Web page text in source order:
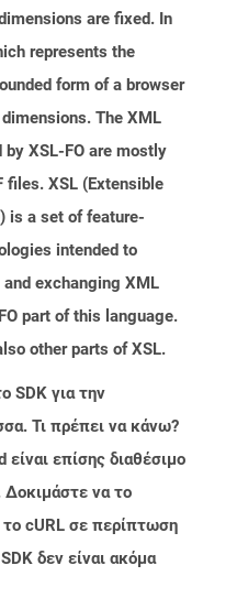
are fixed. In
represents the
form of a browser
The XML
XSL-FO are mostly
files. XSL (Extensible
is a set of feature-
intended to
exchanging XML
part of this language.
other parts of XSL.
SDK για την
Τι πρέπει να κάνω?
επίσης διαθέσιμο
να το
το cURL σε περίπτωση
δεν είναι ακόμα